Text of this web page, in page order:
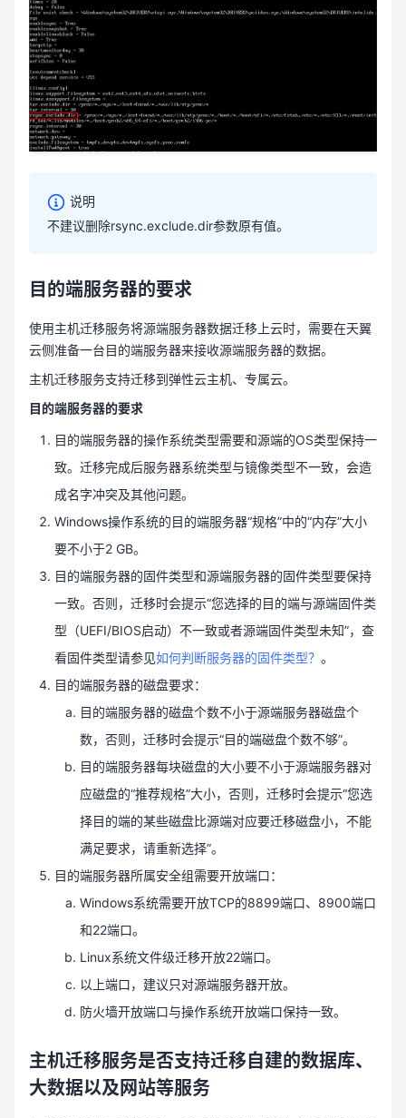
说明
不建议删除rsync.exclude.dir参数原有值。
目的端服务器的要求
使用主机迁移服务将源端服务器数据迁移上云时，需要在天翼
云侧准备一台目的端服务器来接收源端服务器的数据。
主机迁移服务支持迁移到弹性云主机、专属云。
目的端服务器的要求
目的端服务器的操作系统类型需要和源端的OS类型保持一
致。迁移完成后服务器系统类型与镜像类型不一致，会造
成名字冲突及其他问题。
Windows操作系统的目的端服务器“规格”中的“内存”大小
要不小于2 GB。
目的端服务器的固件类型和源端服务器的固件类型要保持
一致。否则，迁移时会提示“您选择的目的端与源端固件类
型（UEFI/BIOS启动）不一致或者源端固件类型未知”，查
看固件类型请参见如何判断服务器的固件类型？ 。
目的端服务器的磁盘要求：
目的端服务器的磁盘个数不小于源端服务器磁盘个
数，否则，迁移时会提示“目的端磁盘个数不够”。
目的端服务器每块磁盘的大小要不小于源端服务器对
应磁盘的“推荐规格”大小，否则，迁移时会提示“您选
择目的端的某些磁盘比源端对应要迁移磁盘小，不能
满足要求，请重新选择”。
目的端服务器所属安全组需要开放端口：
Windows系统需要开放TCP的8899端口、8900端口
和22端口。
Linux系统文件级迁移开放22端口。
以上端口，建议只对源端服务器开放。
防火墙开放端口与操作系统开放端口保持一致。
主机迁移服务是否支持迁移自建的数据库、
大数据以及网站等服务